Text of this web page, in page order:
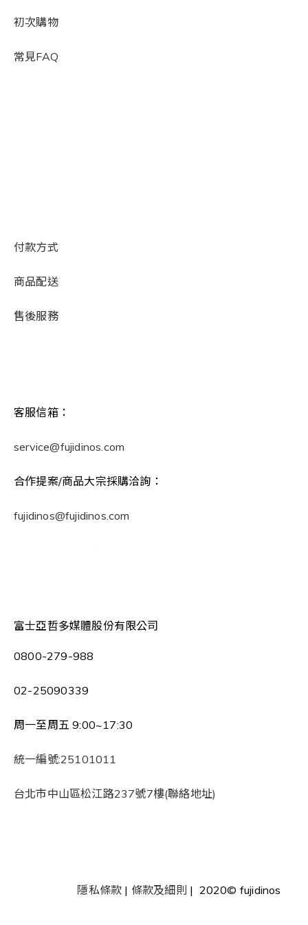
初次購物
常見FAQ
付款方式
商品配送
售後服務
客服信箱：
service@fujidinos.com
合作提案/商品大宗採購洽詢：
fujidinos@fujidinos.com
富士亞哲多媒體股份有限公司
0800-279-988
02-25090339
周一至周五 9:00~17:30
統一編號:25101011
台北市中山區松江路237號7樓(聯絡地址)
隱私條款 | 條款及細則 | 2020© fujidinos